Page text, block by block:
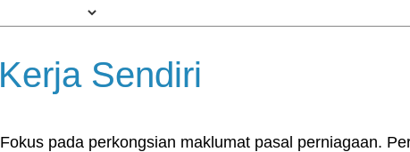
Kerja Sendiri
Fokus pada perkongsian maklumat pasal perniagaan.